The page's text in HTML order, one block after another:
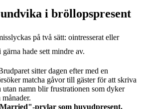
i bröllopspresent
på två sätt: ointresserat eller
hade sett mindre av.
sitter dagen efter med en
matcha gåvor till gäster för att skriva
namn blir frustrationen som dyker
prylar som huvudpresent.